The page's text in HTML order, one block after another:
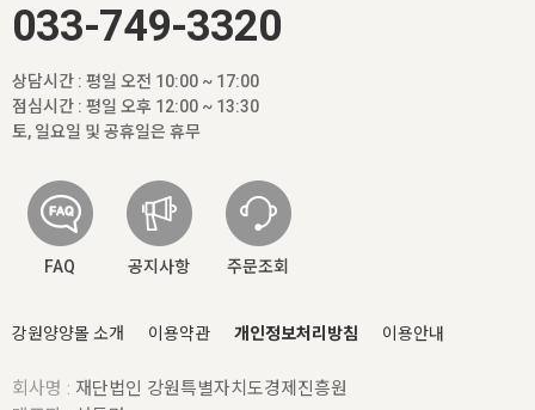
033-749-3320
상담시간 : 평일 오전 10:00 ~ 17:00
점심시간 : 평일 오후 12:00 ~ 13:30
토, 일요일 및 공휴일은 휴무
FAQ 공지사항 주문조회
강원양양몰 소개 이용약관 개인정보처리방침 이용안내
회사명 : 재단법인 강원특별자치도경제진흥원